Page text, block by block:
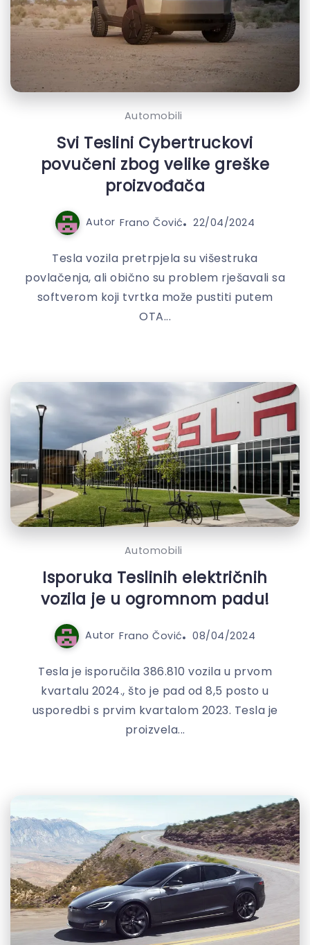
Automobili
Svi Teslini Cybertruckovi
povučeni zbog velike greške
proizvođača
Autor Frano Čović 22/04/2024
Tesla vozila pretrpjela su višestruka
povlačenja, ali obično su problem rješavali sa
softverom koji tvrtka može pustiti putem
OTA...
Automobili
Isporuka Teslinih električnih
vozila je u ogromnom padu!
Autor Frano Čović 08/04/2024
Tesla je isporučila 386.810 vozila u prvom
kvartalu 2024., što je pad od 8,5 posto u
usporedbi s prvim kvartalom 2023. Tesla je
proizvela...